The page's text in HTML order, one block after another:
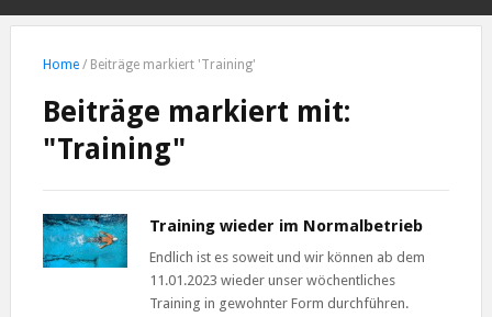
Home / Beiträge markiert 'Training'
Beiträge markiert mit:
"Training"
Training wieder im Normalbetrieb
Endlich ist es soweit und wir können ab dem
11.01.2023 wieder unser wöchentliches
Training in gewohnter Form durchführen.